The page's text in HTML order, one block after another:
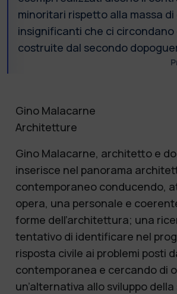
minoritari rispetto alla massa
insignificanti che ci
costruite dal secondo
Gino Malacarne
Architetture
Gino Malacarne, architetto e
inserisce nel panorama
contemporaneo conducendo,
opera, una personale e
forme dell’architettura; una
tentativo di identificare nel
risposta civile ai problemi posti
contemporanea e cercando di
un’alternativa allo sviluppo